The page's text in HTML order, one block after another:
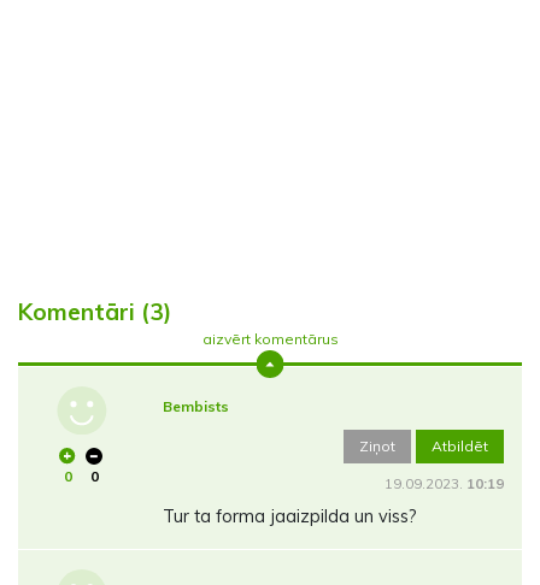
Komentāri (3)
aizvērt komentārus
0 0
Bembists
Ziņot Atbildēt
19.09.2023. 10:19
Tur ta forma jaaizpilda un viss?